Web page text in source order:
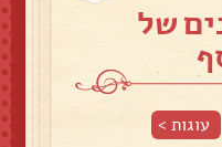
של
עוגות>